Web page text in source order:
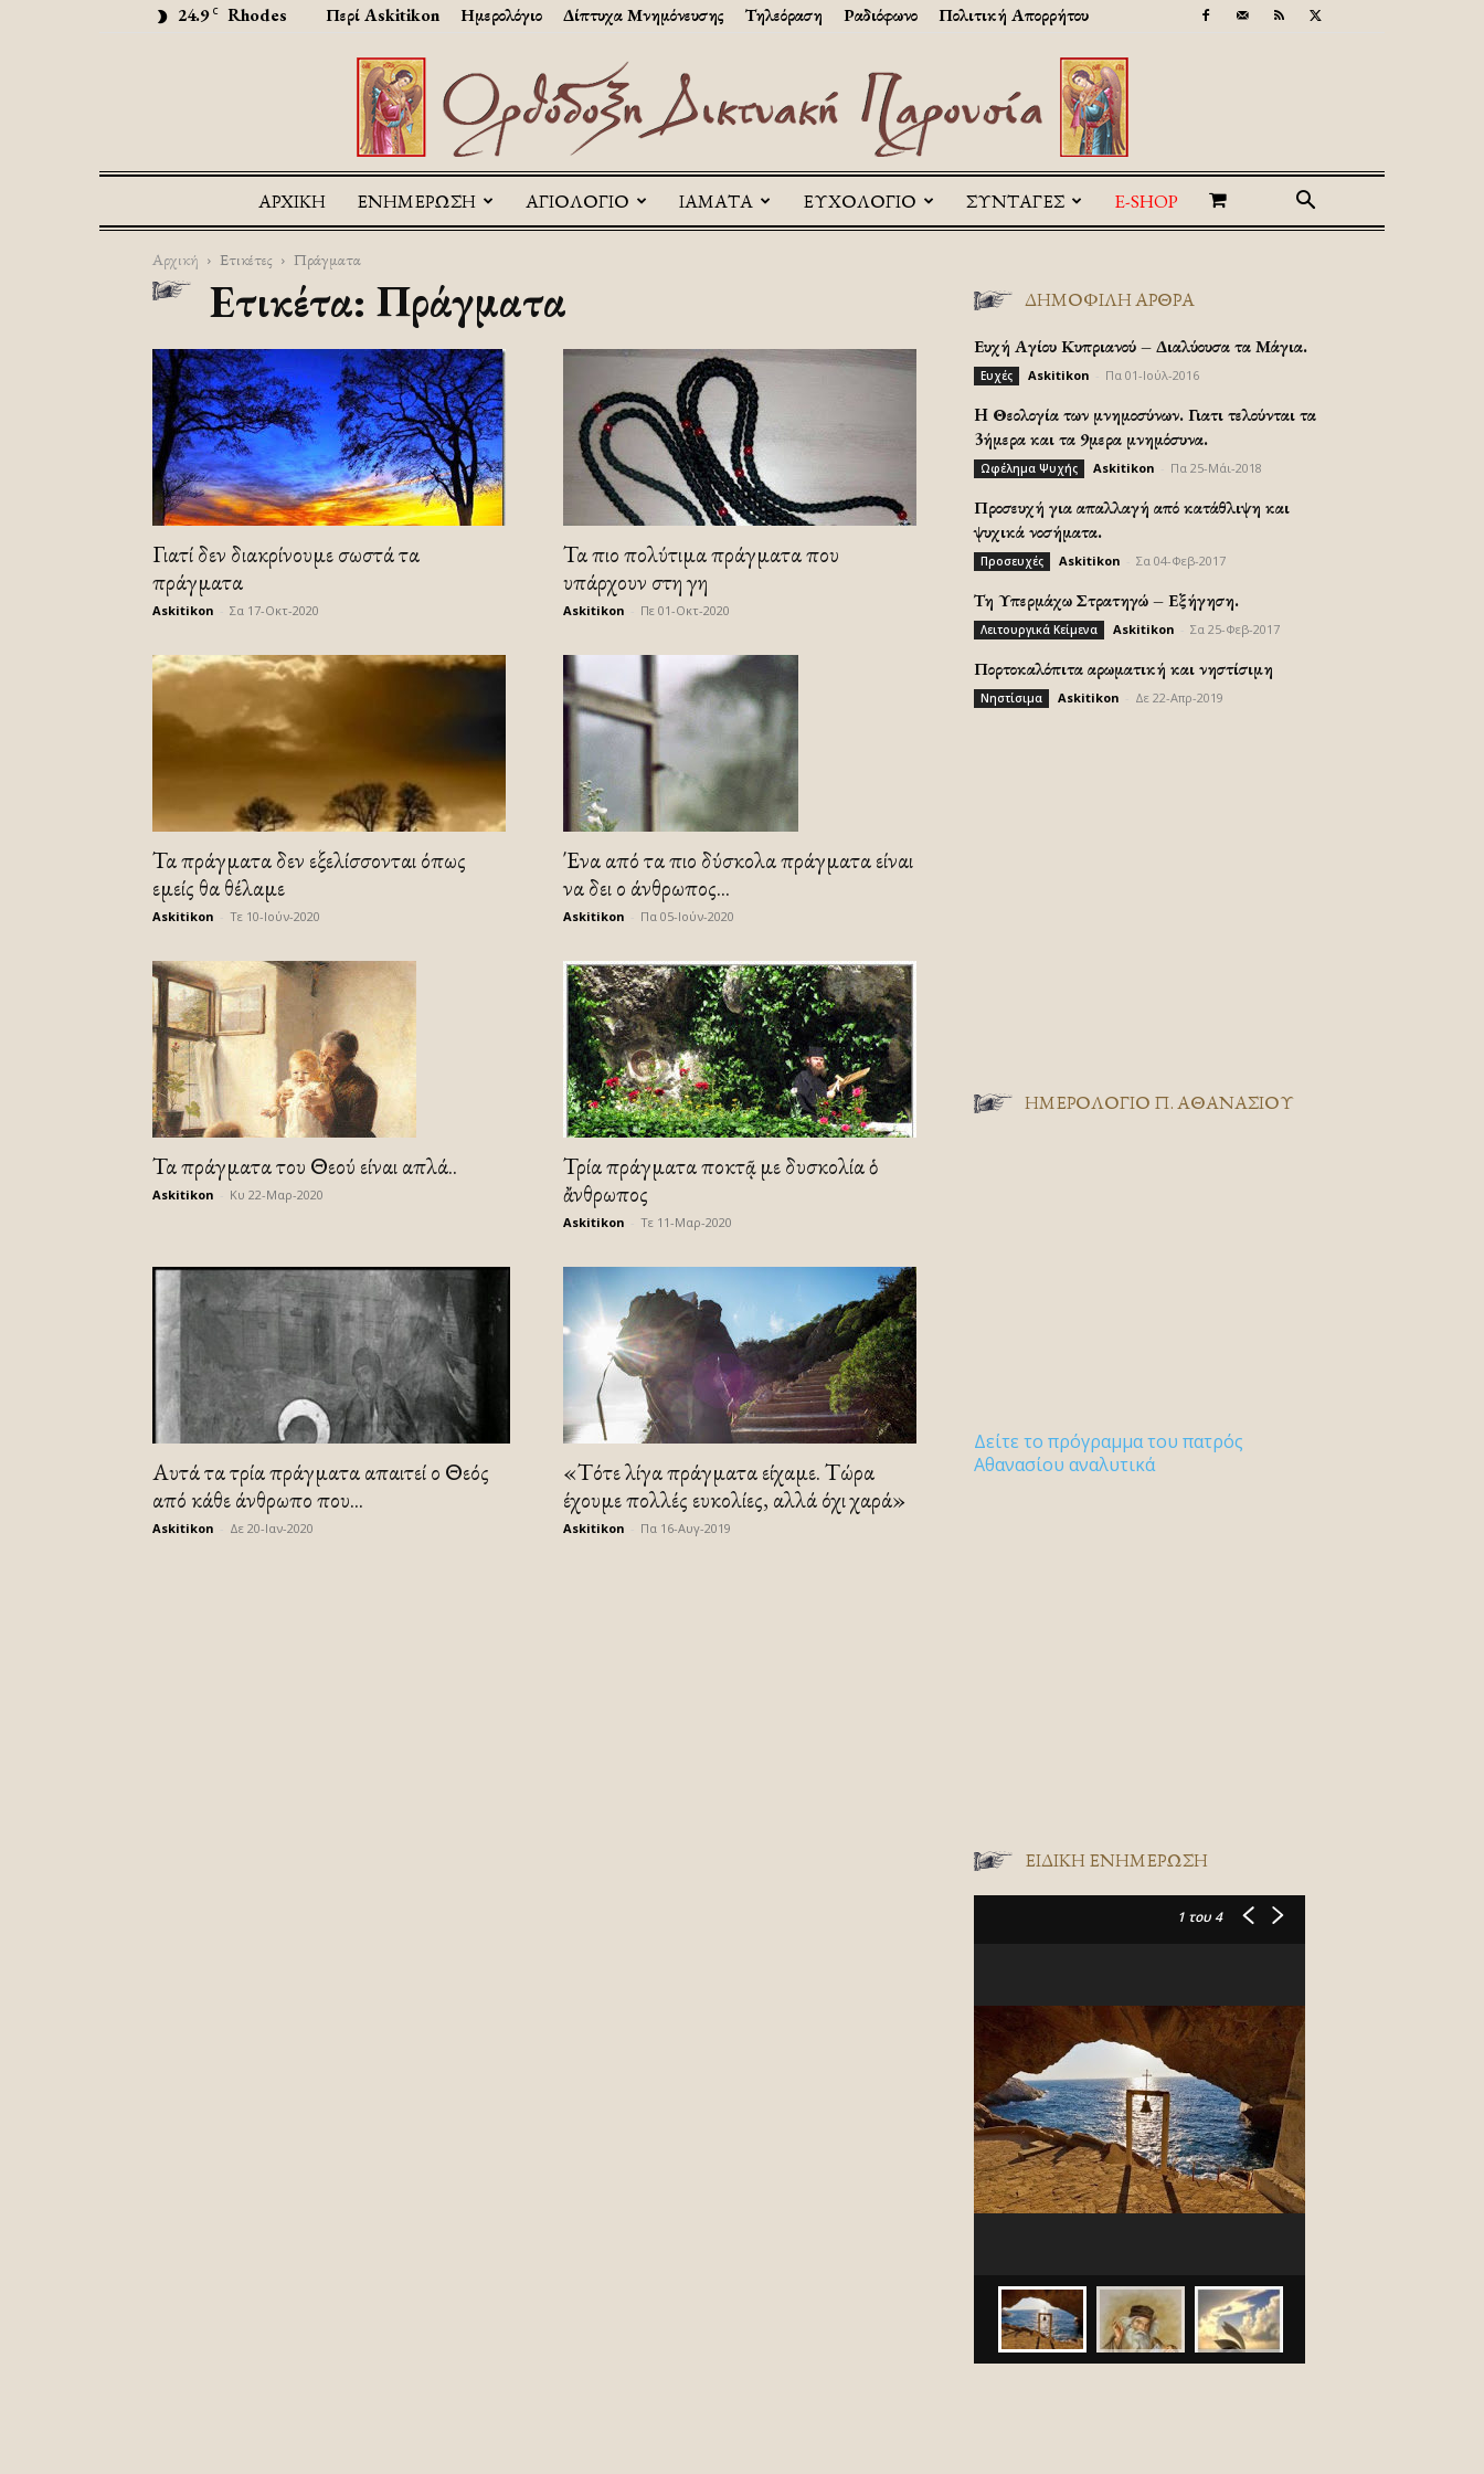
24.9 C Rhodes Περί Askitikon Ημερολόγιο Δίπτυχα Μνημόνευσης Τηλεόραση Ραδιόφωνο Πολιτική Απορρήτου
Askitikon
ΑΡΧΙΚΉ ΕΝΗΜΕΡΩΣΗ ΑΓΙΟΛΟΓΙΟ ΙΑΜΑΤΑ ΕΥΧΟΛΟΓΙΟ ΣΥΝΤΑΓΕΣ E-SHOP
Αρχική Ετικέτες Πράγματα
Ετικέτα: Πράγματα
Γιατί δεν διακρίνουμε σωστά τα
πράγματα
Askitikon Σα 17-Οκτ-2020
Τα πιο πολύτιμα πράγματα που
υπάρχουν στη γη
Askitikon Πε 01-Οκτ-2020
Τα πράγματα δεν εξελίσσονται όπως
εμείς θα θέλαμε
Askitikon Τε 10-Ιούν-2020
Ένα από τα πιο δύσκολα πράγματα είναι
να δει ο άνθρωπος...
Askitikon Πα 05-Ιούν-2020
Τα πράγματα του Θεού είναι απλά..
Askitikon Κυ 22-Μαρ-2020
Τρία πράγματα ἀποκτᾷ με δυσκολία ὁ
ἄνθρωπος
Askitikon Τε 11-Μαρ-2020
Αυτά τα τρία πράγματα απαιτεί ο Θεός
από κάθε άνθρωπο που...
Askitikon Δε 20-Ιαν-2020
«Τότε λίγα πράγματα είχαμε. Τώρα
έχουμε πολλές ευκολίες, αλλά όχι χαρά»
Askitikon Πα 16-Αυγ-2019
ΔΗΜΟΦΙΛΗ ΑΡΘΡΑ
Ευχή Αγίου Κυπριανού – Διαλύουσα τα Μάγια.
Ευχές Askitikon Πα 01-Ιούλ-2016
H Θεολογία των μνημοσύνων. Γιατι τελούνται τα
3ήμερα και τα 9μερα μνημόσυνα.
Ωφέλημα Ψυχής Askitikon Πα 25-Μάι-2018
Προσευχή για απαλλαγή από κατάθλιψη και
ψυχικά νοσήματα.
Προσευχές Askitikon Σα 04-Φεβ-2017
Τη Υπερμάχω Στρατηγώ – Εξήγηση.
Λειτουργικά Κείμενα Askitikon Σα 25-Φεβ-2017
Πορτοκαλόπιτα αρωματική και νηστίσιμη
Νηστίσιμα Askitikon Δε 22-Απρ-2019
ΗΜΕΡΟΛΟΓΙΟ Π. ΑΘΑΝΑΣΙΟΥ
Δείτε το πρόγραμμα του πατρός
Αθανασίου αναλυτικά
ΕΙΔΙΚΉ ΕΝΗΜΈΡΩΣΗ
1 του 4